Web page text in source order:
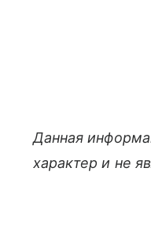
Данная
характер и не